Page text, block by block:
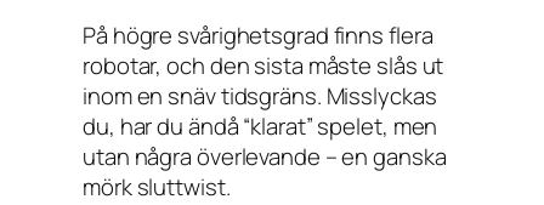
På högre svårighetsgrad finns flera
robotar, och den sista måste slås ut
inom en snäv tidsgräns. Misslyckas
du, har du ändå “klarat” spelet, men
utan några överlevande – en ganska
mörk sluttwist.